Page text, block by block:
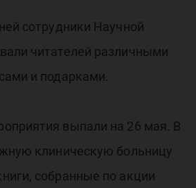
сотрудники Научной
читателей различными
и подарками.
выпали на 26 мая. В
клиническую больницу
собранные по акции